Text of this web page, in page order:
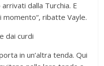
dalla Turchia. E
ribatte Vayle.
dai curdi
in un’altra tenda. Qui